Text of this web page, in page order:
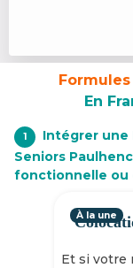
En
1
Intégrer une
Seniors
fonctionnelle ou
Et si votre
À la une